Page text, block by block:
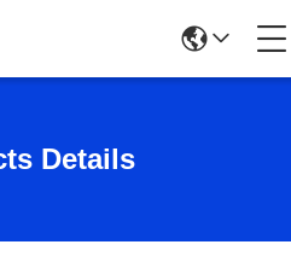
Details